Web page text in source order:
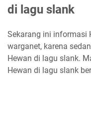
di lagu slank
Sekarang ini informasi
warganet, karena
Hewan di lagu slank.
Hewan di lagu slank